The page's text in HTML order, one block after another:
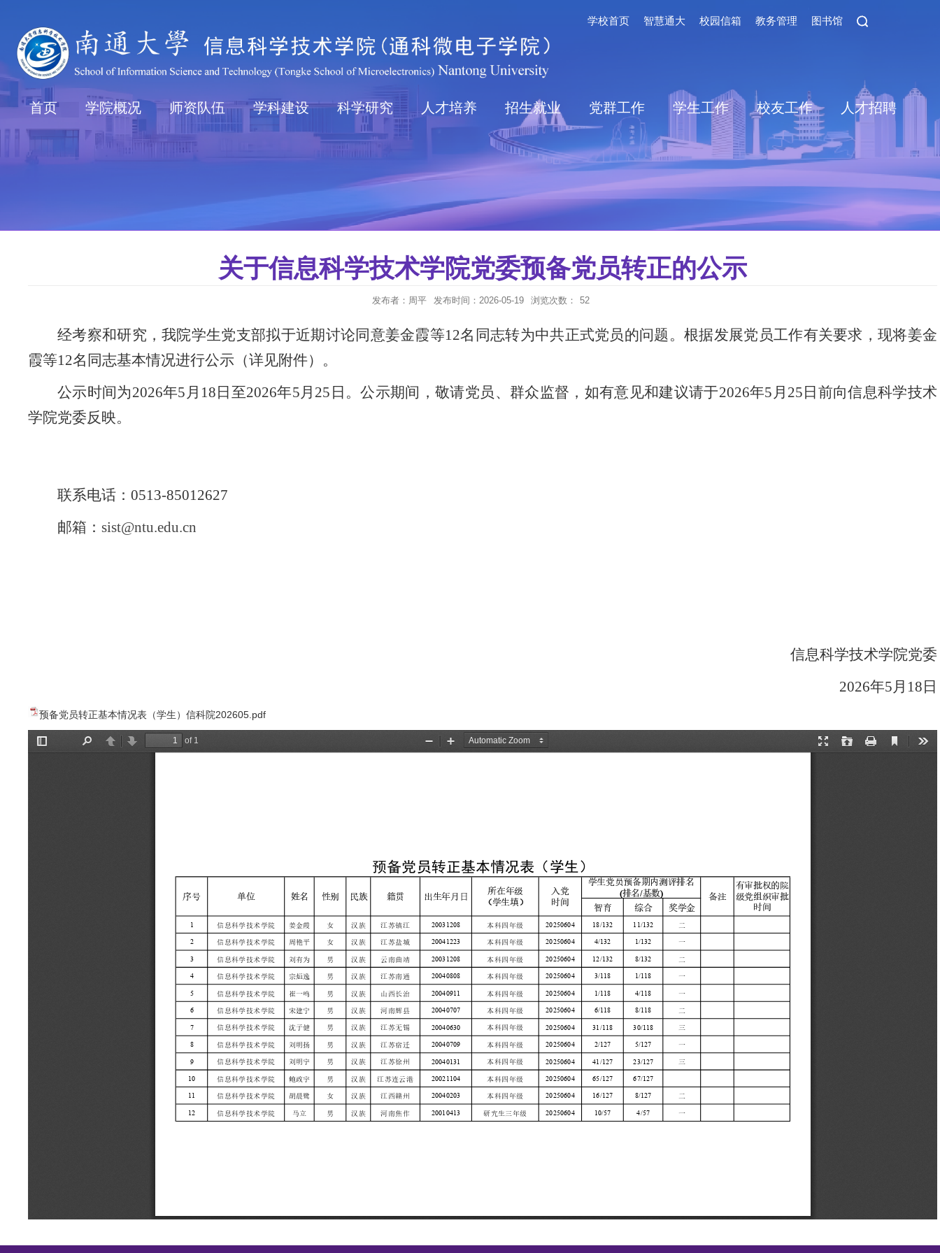
学校首页 智慧通大 校园信箱 教务管理 图书馆
首页 学院概况 师资队伍 学科建设 科学研究 人才培养 招生就业 党群工作 学生工作 校友工作 人才招聘
关于信息科学技术学院党委预备党员转正的公示
发布者：周平 发布时间：2026-05-19 浏览次数： 52
经考察和研究，我院学生党支部拟于近期讨论同意姜金霞等12名同志转为中共正式党员的问题。根据发展党员工作有关要求，现将姜金
霞等12名同志基本情况进行公示（详见附件）。
公示时间为2026年5月18日至2026年5月25日。公示期间，敬请党员、群众监督，如有意见和建议请于2026年5月25日前向信息科学技术
学院党委反映。
联系电话： 0513-85012627
邮箱： sist@ntu.edu.cn
信息科学技术学院党委
2026年5月 18 日
预备党员转正基本情况表（学生）信科院202605.pdf